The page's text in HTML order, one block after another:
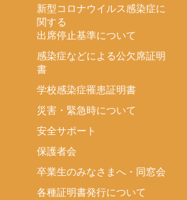
新型コロナウイルス感染症に
関する
出席停止基準について
感染症などによる公欠席証明
書
学校感染症罹患証明書
災害・緊急時について
安全サポート
保護者会
卒業生のみなさまへ・同窓会
各種証明書発行について